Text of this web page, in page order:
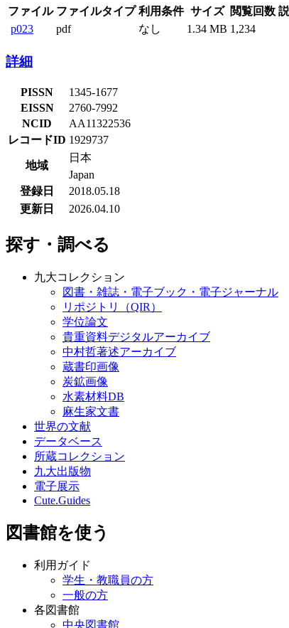
ファイル ファイルタイプ 利用条件 サイズ 閲覧回数
p023
pdf なし 1.34 MB 1,234
詳細
PISSN
1345-1677
EISSN
2760-7992
NCID
AA11322536
レコードID 1929737
地域
日本
Japan
登録日
2018.05.18
更新日
2026.04.10
探す・調べる
九大コレクション
図書・雑誌・電子ブック・電子ジャーナル
リポジトリ（QIR）
学位論文
貴重資料デジタルアーカイブ
中村哲著述アーカイブ
蔵書印画像
炭鉱画像
水素材料DB
麻生家文書
世界の文献
データベース
所蔵コレクション
九大出版物
電子展示
Cute.Guides
図書館を使う
利用ガイド
学生・教職員の方
一般の方
各図書館
中央図書館